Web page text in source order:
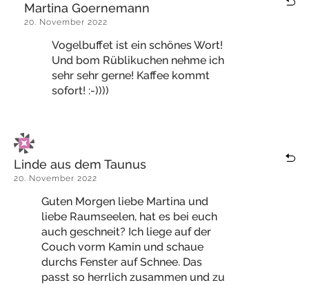
Martina Goernemann
20. November 2022
Vogelbuffet ist ein schönes Wort!
Und bom Rüblikuchen nehme ich
sehr sehr gerne! Kaffee kommt
sofort! :-))))
Linde aus dem Taunus
20. November 2022
Guten Morgen liebe Martina und
liebe Raumseelen, hat es bei euch
auch geschneit? Ich liege auf der
Couch vorm Kamin und schaue
durchs Fenster auf Schnee. Das
passt so herrlich zusammen und zu